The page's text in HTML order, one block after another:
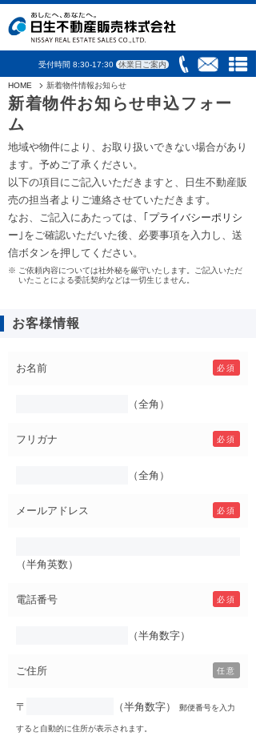
受付時間 8:30-17:30 休業日ご案内
HOME 新着物件情報お知らせ
新着物件お知らせ申込フォー
ム
地域や物件により、お取り扱いできない場合があり
ます。予めご了承ください。
以下の項目にご記入いただきますと、日生不動産販
売の担当者よりご連絡させていただきます。
なお、ご記入にあたっては、｢ プライバシーポリシ
ー ｣をご確認いただいた後、必要事項を入力し、送
信ボタンを押してください。
ご依頼内容については社外秘を厳守いたします。ご記入いただ
いたことによる委託契約などは一切生じません。
お客様情報
お名前 必須
（全角）
フリガナ 必須
（全角）
メールアドレス 必須
（半角英数）
電話番号 必須
（半角数字）
ご住所 任意
〒 （半角数字） 郵便番号を入力
すると自動的に住所が表示されます。